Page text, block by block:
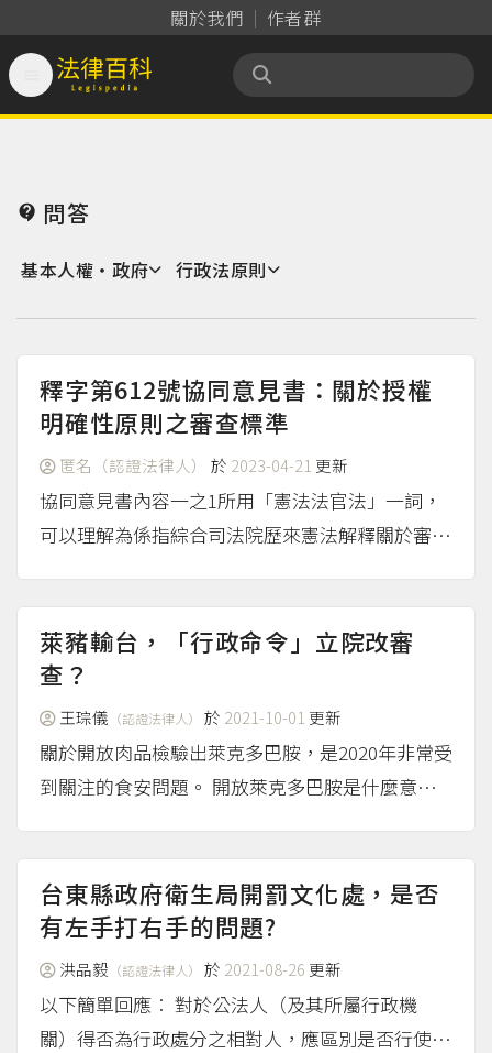
關於我們 作者群
法律百科 Legispedia
 問答
基本人權‧政府 行政法原則
釋字第612號協同意見書：關於授權
明確性原則之審查標準
匿名（認證法律人） 於 2023-04-21 更新
協同意見書內容一之1所用「憲法法官法」一詞，
可以理解為係指綜合司法院歷來憲法解釋關於審查
意見書裏有「此一憲法上法官法仍處於發展中」的
文句，便能明瞭此項審查標準仍在累積發展中，並
非已經有此法律存在。...
萊豬輸台，「行政命令」立院改審
查？
王琮儀 （認證法律人） 於 2021-10-01 更新
關於開放肉品檢驗出萊克多巴胺，是2020年非常受
到關注的食安問題。 開放萊克多巴胺是什麼意
動物用藥殘留標準 萊克多巴胺是一種飼料添加
物，可以達到增加動物瘦肉比例的效果，具有這種
效果的添加物俗稱「瘦...（more...）
台東縣政府衛生局開罰文化處，是否
有左手打右手的問題?
洪品毅 （認證法律人） 於 2021-08-26 更新
以下簡單回應︰ 對於公法人（及其所屬行政機
關）得否為行政處分之相對人，應區別是否行使公